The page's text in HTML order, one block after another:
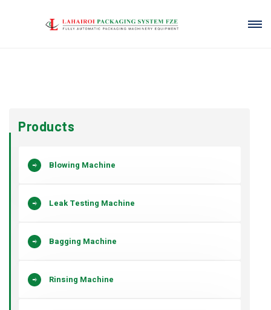
Products
Blowing Machine
Leak Testing Machine
Bagging Machine
Rinsing Machine